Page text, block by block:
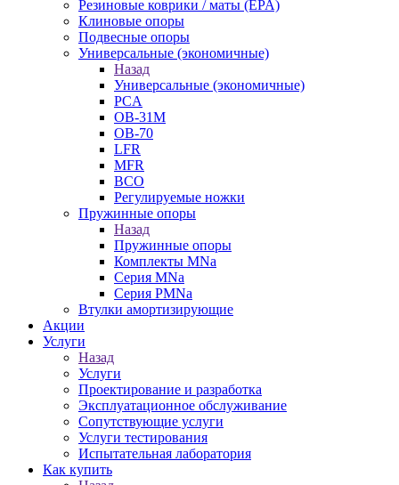
Резиновые коврики / маты (EPA)
Клиновые опоры
Подвесные опоры
Универсальные (экономичные)
Назад
Универсальные (экономичные)
PCA
ОВ-31М
OB-70
LFR
MFR
ВСО
Регулируемые ножки
Пружинные опоры
Назад
Пружинные опоры
Комплекты MNa
Серия MNa
Серия PMNa
Втулки амортизирующие
Акции
Услуги
Назад
Услуги
Проектирование и разработка
Эксплуатационное обслуживание
Сопутствующие услуги
Услуги тестирования
Испытательная лаборатория
Как купить